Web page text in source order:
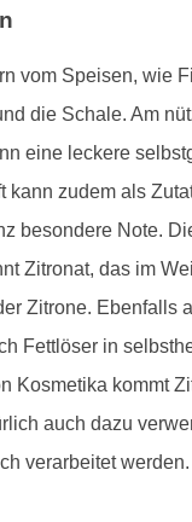
vom Speisen, wie
die Schale. Am
eine leckere
zudem als
besondere Note.
Zitronat, das im
Zitrone. Ebenfalls
Fettlöser in
Kosmetika kommt
auch dazu
verarbeitet